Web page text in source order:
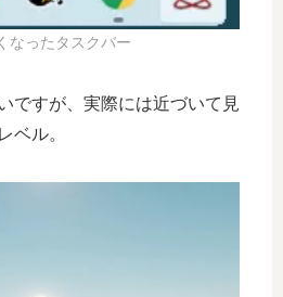
なったタスクバー
ですが、実際には近づいて見
ベル。